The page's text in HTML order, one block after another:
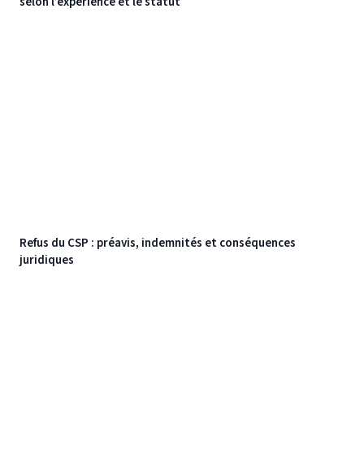
Refus du CSP : préavis, indemnités et conséquences
juridiques